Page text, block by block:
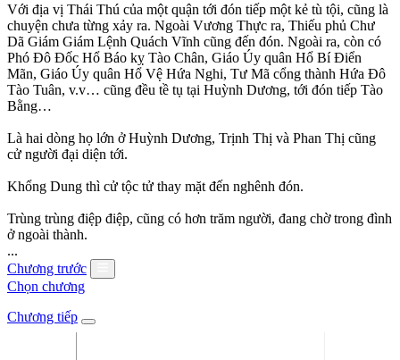
Với địa vị Thái Thú của một quận tới đón tiếp một kẻ tù tội, cũng là
chuyện chưa từng xảy ra. Ngoài Vương Thực ra, Thiếu phủ Chư
Dã Giám Giám Lệnh Quách Vĩnh cũng đến đón. Ngoài ra, còn có
Phó Đô Đốc Hổ Báo kỵ Tào Chân, Giáo Úy quân Hổ Bí Điển
Mãn, Giáo Úy quân Hổ Vệ Hứa Nghi, Tư Mã cổng thành Hứa Đô
Tào Tuân, v.v… cũng đều tề tụ tại Huỳnh Dương, tới đón tiếp Tào
Bằng…
Là hai dòng họ lớn ở Huỳnh Dương, Trịnh Thị và Phan Thị cũng
cử người đại diện tới.
Khổng Dung thì cử tộc tử thay mặt đến nghênh đón.
Trùng trùng điệp điệp, cũng có hơn trăm người, đang chờ trong đình
ở ngoài thành.
...
Chương trước
Chọn chương
Chương tiếp